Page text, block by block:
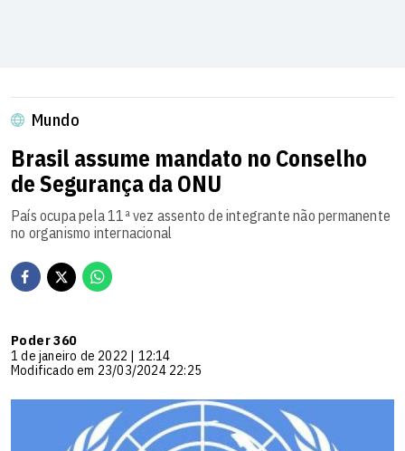
Mundo
Brasil assume mandato no Conselho
de Segurança da ONU
País ocupa pela 11ª vez assento de integrante não permanente
no organismo internacional
Poder 360
1 de janeiro de 2022 | 12:14
Modificado em 23/03/2024 22:25